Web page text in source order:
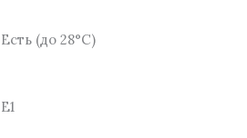
Есть (до 28°С)
Е1